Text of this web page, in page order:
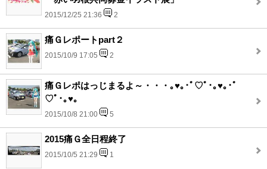
2015/12/25 21:36 2
痛Ｇレポートpart２
2015/10/9 17:05 2
痛Ｇレポはっじまるよ～・・・｡♥｡･ﾟ♡ﾟ･｡♥｡･ﾟ
♡ﾟ･｡♥｡
2015/10/8 21:00 5
2015痛Ｇ全日程終了
2015/10/5 21:29 1